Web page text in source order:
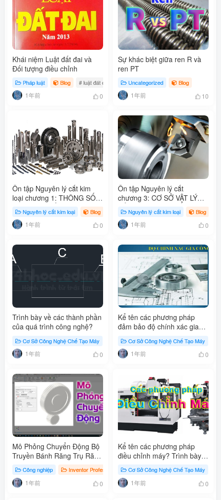
Khái niệm Luật đất đai và
Đối tượng điều chỉnh
Pháp luật Blog # luật đát đai 2013 # khái niệm luật đất đai
1年前 0
Sự khác biệt giữa ren R và
ren PT
Uncategorized Blog
1年前 10
Ôn tập Nguyên lý cắt kim
loại chương 1: THÔNG SỐ
HÌNH HỌC CỦA DỤNG CỤ
CẮT VÀ LỚP CẮT
Nguyên lý cắt kim loại Blog
1年前 0
Ôn tập Nguyên lý cắt
chương 3: CƠ SỞ VẬT LÝ
CỦA QUÁ TRÌNH CẮT
Nguyên lý cắt kim loại Blog
1年前 0
Trình bày về các thành phần
của quá trình công nghệ?
Cơ Sở Công Nghệ Chế Tạo Máy Công nghiệp Học cơ khí Blog
1年前 0
Kể tên các phương pháp
đảm bảo độ chính xác gia
công trên máy công cụ?
Trình bày về phương pháp
đo dò – cắt thử?
Cơ Sở Công Nghệ Chế Tạo Máy
1年前 0
Mô Phỏng Chuyển Động Bộ
Truyền Bánh Răng Trụ Răng
Nghiêng Trên Inventor
Công nghiệp Inventor Profesional Thiết kế Cơ khí Blog # Mô
1年前 0
Kể tên các phương pháp
điều chỉnh máy? Trình bày
về các phương pháp điều
chỉnh máy
Cơ Sở Công Nghệ Chế Tạo Máy
1年前 0